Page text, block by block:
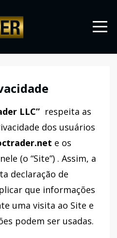
LLC” respeita as
dos usuários
e os
(o “Site”) . Assim, a
declaração de
que informações
uma visita ao Site e
podem ser usadas.